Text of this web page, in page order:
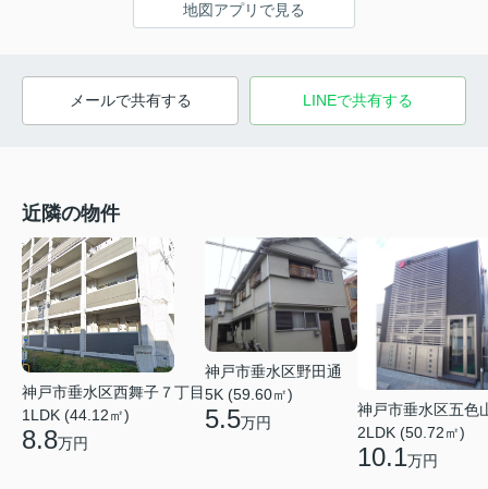
地図アプリで見る
メールで共有する LINEで共有する
近隣の物件
神戸市垂水区西舞子７丁目
1LDK (44.12㎡)
8.8万円
神戸市垂水区野田通
5K (59.60㎡)
5.5万円
神戸市垂水区五色
2LDK (50.72㎡)
10.1万円